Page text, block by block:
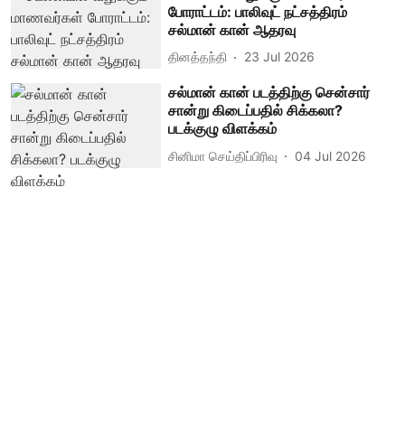
போராட்டம்: பாலிவுட் நட்சத்திரம்
சல்மான் கான் ஆதரவு
தினத்தந்தி 23 Jul 2026
சல்மான் கான் படத்திற்கு சென்சார்
சான்று கிடைப்பதில் சிக்கலா?
படக்குழு விளக்கம்
சினிமா செய்திப்பிரிவு 04 Jul 2026